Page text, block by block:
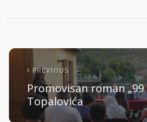
PREVIOUS
Promovisan roman
Topalovića